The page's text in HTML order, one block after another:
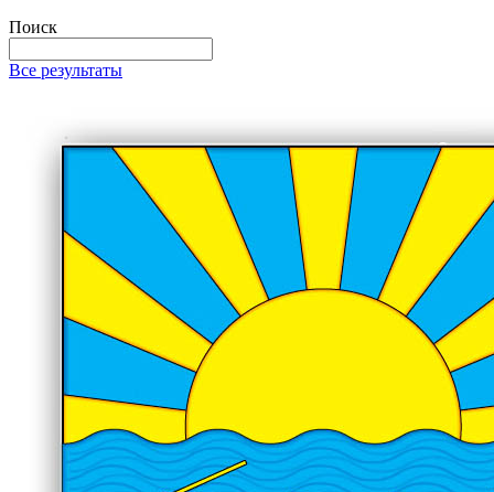
Поиск
Все результаты